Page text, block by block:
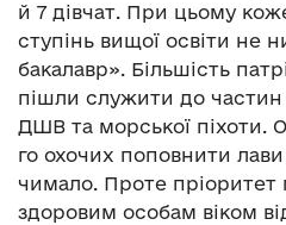
й 7 дівчат. При цьому
ступінь вищої освіти не
бакалавр». Більшість
пішли служити до частин
ДШВ та морської піхоти.
го охочих поповнити
чимало. Проте
здоровим особам віком